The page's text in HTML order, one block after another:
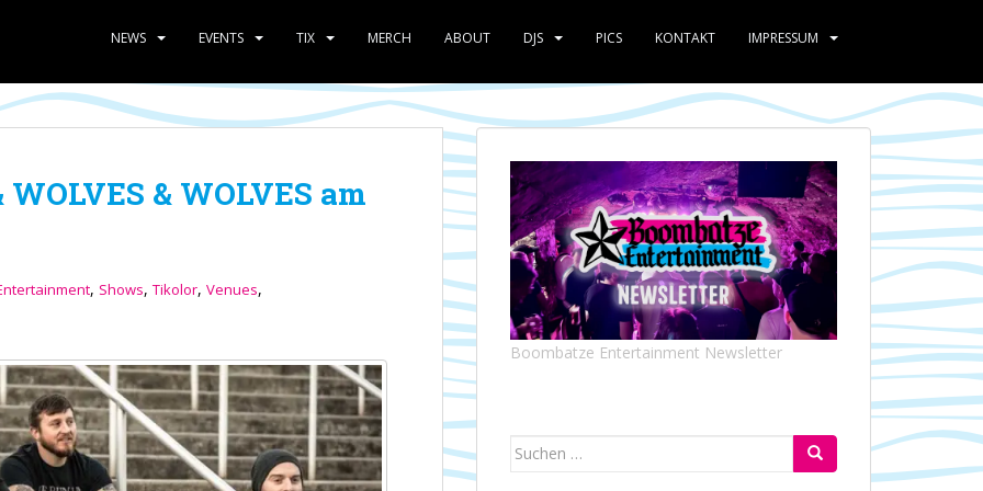
NEWS EVENTS TIX MERCH ABOUT DJS PICS KONTAKT IMPRESSUM
& WOLVES am
, Shows, Tikolor, Venues,
Boombatze Entertainment Newsletter
Suchen